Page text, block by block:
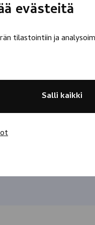
evästeitä
tilastointiin ja
Salli kaikki